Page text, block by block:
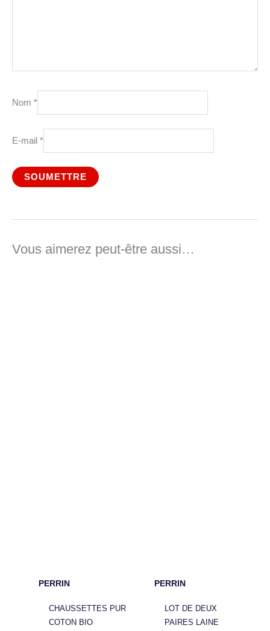
Nom *
E-mail *
Vous aimerez peut-être aussi…
PERRIN
CHAUSSETTES PUR
COTON BIO
PERRIN
LOT DE DEUX
PAIRES LAINE